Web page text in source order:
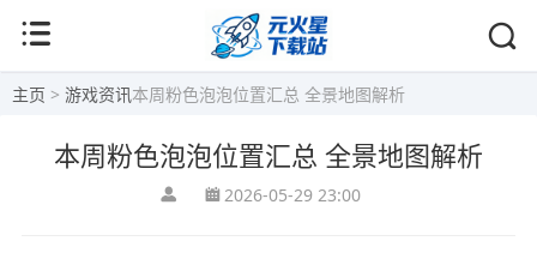
主页 > 游戏资讯本周粉色泡泡位置汇总 全景地图解析
本周粉色泡泡位置汇总 全景地图解析
2026-05-29 23:00